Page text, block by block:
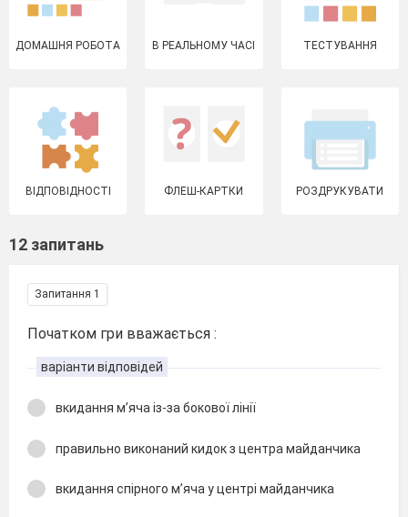
ДОМАШНЯ РОБОТА В РЕАЛЬНОМУ ЧАСІ ТЕСТУВАННЯ
ВІДПОВІДНОСТІ ФЛЕШ-КАРТКИ РОЗДРУКУВАТИ
12 запитань
Запитання 1
Початком гри вважається :
варіанти відповідей
вкидання м’яча із-за бокової лінії
правильно виконаний кидок з центра майданчика
вкидання спірного м’яча у центрі майданчика